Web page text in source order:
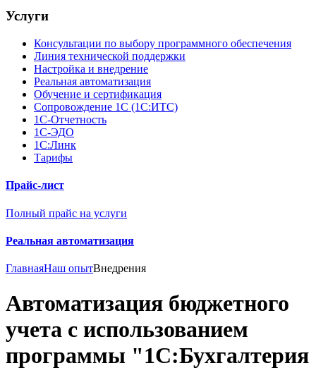
Услуги
Консультации по выбору программного обеспечения
Линия технической поддержки
Настройка и внедрение
Реальная автоматизация
Обучение и сертификация
Сопровождение 1С (1С:ИТС)
1С-Отчетность
1С-ЭДО
1С:Линк
Тарифы
Прайс-лист
Полный прайс на услуги
Реальная автоматизация
ГлавнаяНаш опытВнедрения
Автоматизация бюджетного
учета с использованием
программы "1С:Бухгалтерия